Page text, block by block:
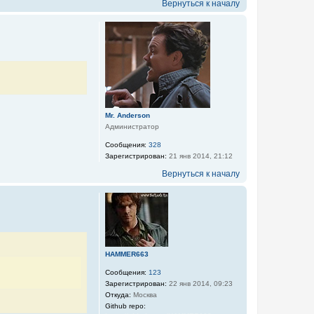
Вернуться к началу
Mr. Anderson
Администратор
Сообщения: 328
Зарегистрирован: 21 янв 2014, 21:12
Вернуться к началу
HAMMER663
Сообщения: 123
Зарегистрирован: 22 янв 2014, 09:23
Откуда: Москва
Github repo: